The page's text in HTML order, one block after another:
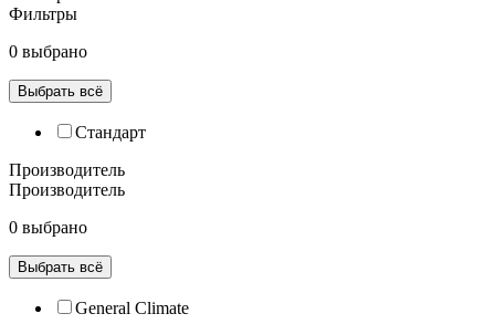
Фильтры
0 выбрано
Выбрать всё
Cтандарт
Производитель
Производитель
0 выбрано
Выбрать всё
General Climate